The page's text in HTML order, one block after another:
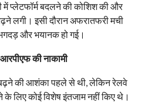
में प्लेटफॉर्म बदलने की कोशिश की और
लगी। इसी दौरान अफरातफरी मची
और भयानक हो गई।
की नाकामी
की आशंका पहले से थी, लेकिन रेलवे
लिए कोई विशेष इंतजाम नहीं किए थे।